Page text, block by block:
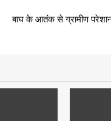
बाघ के आतंक से ग्रामीण